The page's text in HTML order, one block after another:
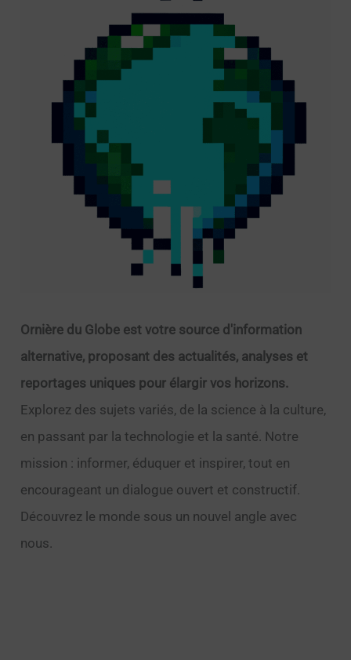
Ornière du Globe est votre source d'information
alternative, proposant des actualités, analyses et
reportages uniques pour élargir vos horizons.
Explorez des sujets variés, de la science à la culture,
en passant par la technologie et la santé. Notre
mission : informer, éduquer et inspirer, tout en
encourageant un dialogue ouvert et constructif.
Découvrez le monde sous un nouvel angle avec
nous.